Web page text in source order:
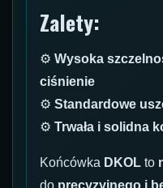
Zalety:
⚙ Wysoka
ciśnienie
⚙ Standardowe
⚙ Trwała i solidna
Końcówka DKOL to